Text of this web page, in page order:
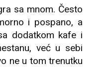
sa mnom. Često
i pospano, a
dodatkom kafe i
već u sebi
ne u tom trenutku